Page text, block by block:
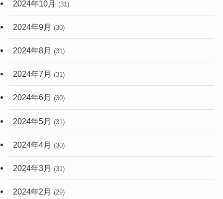
2024年10月 (31)
2024年9月 (30)
2024年8月 (31)
2024年7月 (31)
2024年6月 (30)
2024年5月 (31)
2024年4月 (30)
2024年3月 (31)
2024年2月 (29)